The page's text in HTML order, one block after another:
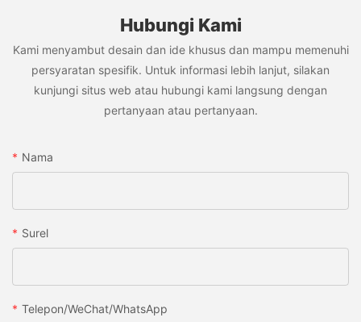
Hubungi Kami
Kami menyambut desain dan ide khusus dan mampu memenuhi
persyaratan spesifik. Untuk informasi lebih lanjut, silakan
kunjungi situs web atau hubungi kami langsung dengan
pertanyaan atau pertanyaan.
Nama
Surel
Telepon/WeChat/WhatsApp